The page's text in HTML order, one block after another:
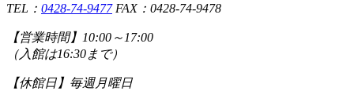
TEL： 0428-74-9477FAX：0428-74-9478
【営業時間】 10:00～17:00
（入館は16:30まで）
【休館日】 毎週月曜日